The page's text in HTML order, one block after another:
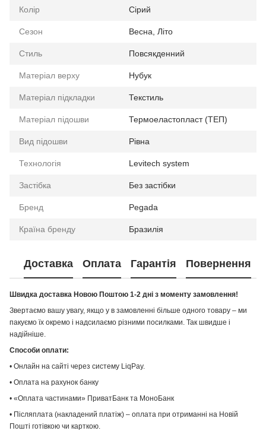
Колір Сірий
Сезон Весна, Літо
Стиль Повсякденний
Матеріал верху Нубук
Матеріал підкладки Текстиль
Матеріал підошви Термоеластопласт (ТЕП)
Вид підошви Рівна
Технологія Levitech system
Застібка Без застібки
Бренд Pegada
Країна бренду Бразилія
Доставка Оплата Гарантія Повернення
Швидка доставка Новою Поштою 1-2 дні з моменту замовлення!
Звертаємо вашу увагу, якщо у в замовленні більше одного товару – ми
пакуємо їх окремо і надсилаємо різними посилками. Так швидше і
надійніше.
Способи оплати:
• Онлайн на сайті через систему LiqPay.
• Оплата на рахунок банку
• «Оплата частинами» ПриватБанк та МоноБанк
• Післяплата (накладений платіж) – оплата при отриманні на Новій
Пошті готівкою чи карткою.